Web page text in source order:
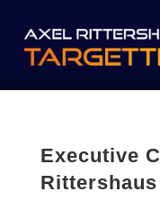
Executive
Rittershaus